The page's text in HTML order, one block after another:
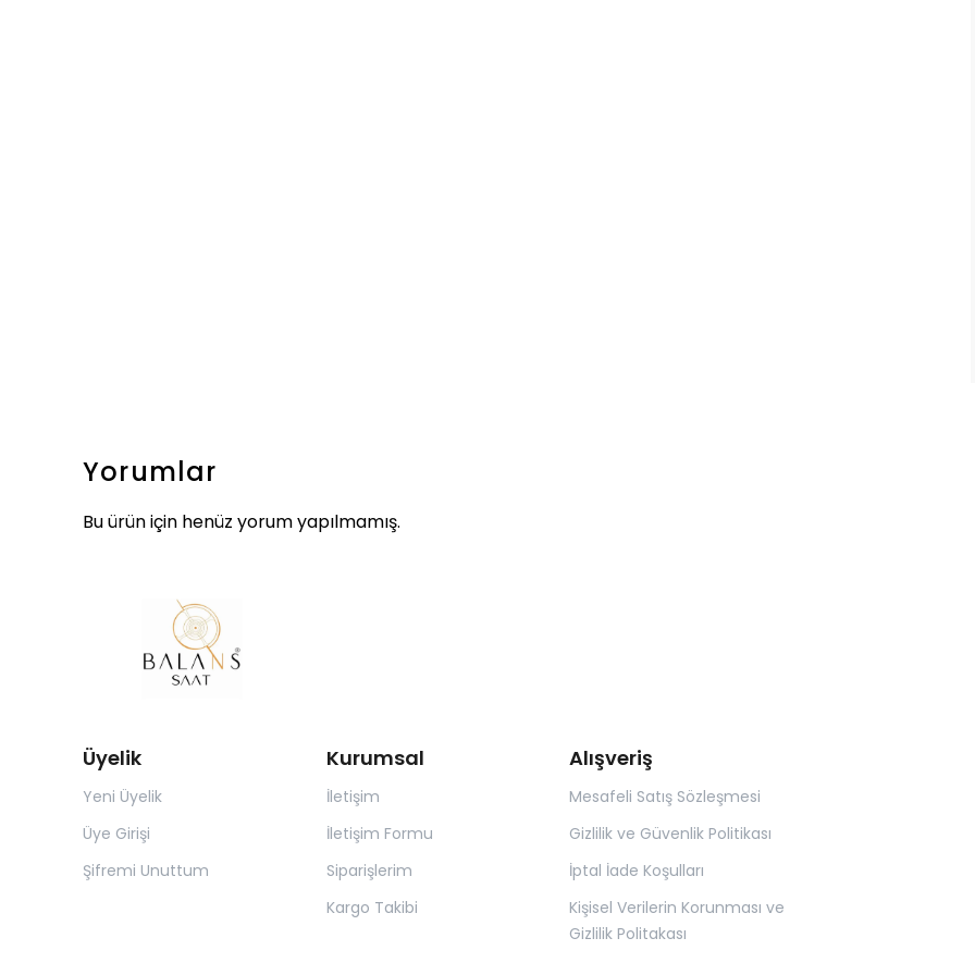
Yorumlar
Bu ürün için henüz yorum yapılmamış.
Üyelik
Yeni Üyelik
Üye Girişi
Şifremi Unuttum
Kurumsal
İletişim
İletişim Formu
Siparişlerim
Kargo Takibi
Alışveriş
Mesafeli Satış Sözleşmesi
Gizlilik ve Güvenlik Politikası
İptal İade Koşulları
Kişisel Verilerin Korunması ve
Gizlilik Politakası